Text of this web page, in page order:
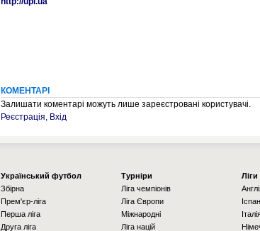
КОМЕНТАРІ
Залишати коментарі можуть лише зареєстровані користувачі.
Реєстрація, Вхід
Українcький футбол
Збірна
Прем'єр-ліга
Перша ліга
Друга ліга
Турніри
Ліга чемпіонів
Ліга Європи
Міжнародні
Ліга націй
Ліги